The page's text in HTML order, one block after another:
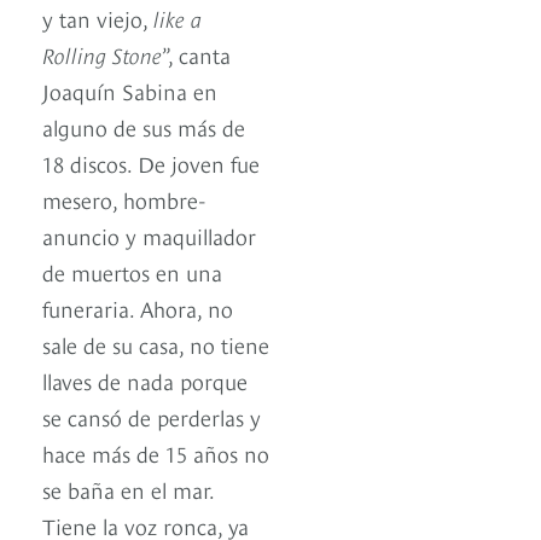
y tan viejo, like a
Rolling Stone”, canta
Joaquín Sabina en
alguno de sus más de
18 discos. De joven fue
mesero, hombre-
anuncio y maquillador
de muertos en una
funeraria. Ahora, no
sale de su casa, no tiene
llaves de nada porque
se cansó de perderlas y
hace más de 15 años no
se baña en el mar.
Tiene la voz ronca, ya